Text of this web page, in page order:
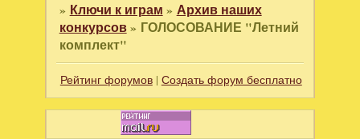
» Ключи к играм » Архив наших
конкурсов» ГОЛОСОВАНИЕ "Летний
комплект"
Рейтинг форумов| Создать форум бесплатно